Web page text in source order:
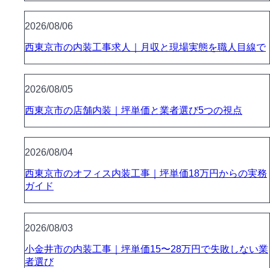
2026/08/06
西東京市の内装工事求人｜月収と現場実態を職人目線で
2026/08/05
西東京市の店舗内装｜坪単価と業者選び5つの視点
2026/08/04
西東京市のオフィス内装工事｜坪単価18万円からの実務
ガイド
2026/08/03
小金井市の内装工事｜坪単価15〜28万円で失敗しない業
者選び